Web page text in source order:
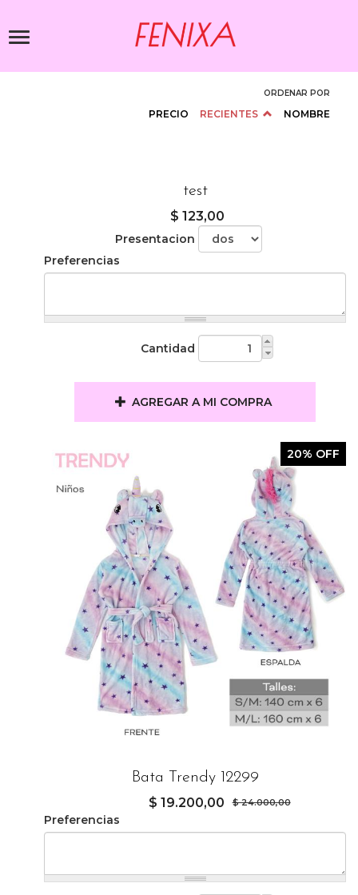
contenido
Toggle
ORDENAR POR
PRECIO RECIENTES NOMBRE
test
$ 123,00
Presentacion
Preferencias
Cantidad
AGREGAR A MI COMPRA
Bata Trendy 12299
20% OFF
$ 24.000,00
$ 19.200,00
Preferencias